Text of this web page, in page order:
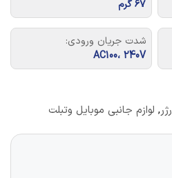
۶۷ گرم
شدت جریان ورودی:
AC100، 240V
, لوازم جانبی موبایل وتبلت